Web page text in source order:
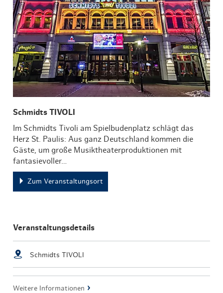
Schmidts TIVOLI
Im Schmidts Tivoli am Spielbudenplatz schlägt das
Herz St. Paulis: Aus ganz Deutschland kommen die
Gäste, um große Musiktheaterproduktionen mit
fantasievoller…
Zum Veranstaltungsort
Veranstaltungsdetails
Schmidts TIVOLI
Weitere Informationen